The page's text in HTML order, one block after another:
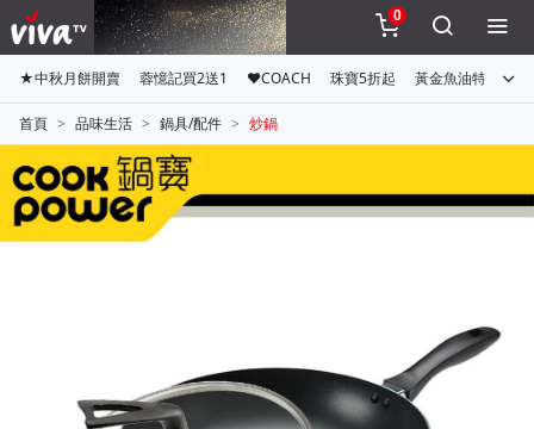
0
★中秋月餅開賣 蓉憶記買2送1 ♥COACH 珠寶5折起 黃金魚油特惠組
首頁 品味生活 鍋具/配件 炒鍋